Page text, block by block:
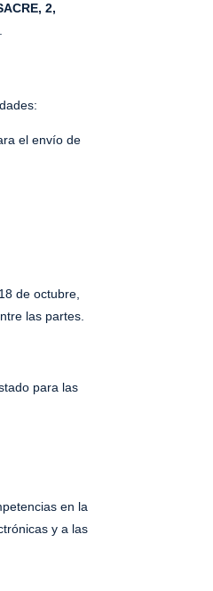
2,
el envío de
de octubre,
las partes.
para las
en la
y a las